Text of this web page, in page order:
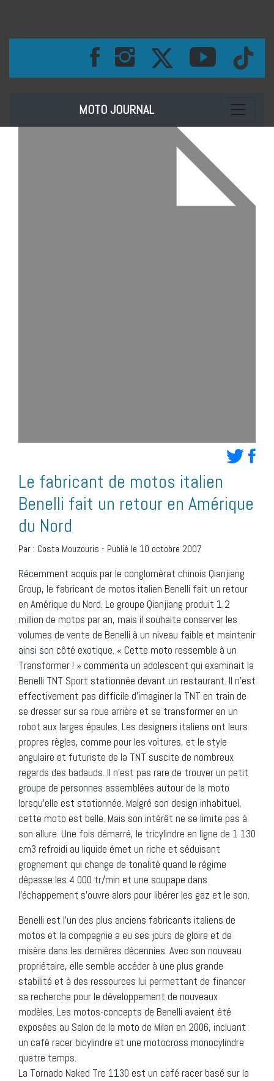
MOTO JOURNAL Toggle
Le fabricant de motos italien
Benelli fait un retour en Amérique
du Nord
Par : Costa Mouzouris - Publié le 10 octobre 2007
Récemment acquis par le conglomérat chinois Qianjiang
Group, le fabricant de motos italien Benelli fait un retour
en Amérique du Nord. Le groupe Qianjiang produit 1,2
million de motos par an, mais il souhaite conserver les
volumes de vente de Benelli à un niveau faible et maintenir
ainsi son côté exotique. « Cette moto ressemble à un
Transformer ! » commenta un adolescent qui examinait la
Benelli TNT Sport stationnée devant un restaurant. Il n’est
effectivement pas difficile d’imaginer la TNT en train de
se dresser sur sa roue arrière et se transformer en un
robot aux larges épaules. Les designers italiens ont leurs
propres règles, comme pour les voitures, et le style
angulaire et futuriste de la TNT suscite de nombreux
regards des badauds. Il n’est pas rare de trouver un petit
groupe de personnes assemblées autour de la moto
lorsqu’elle est stationnée. Malgré son design inhabituel,
cette moto est belle. Mais son intérêt ne se limite pas à
son allure. Une fois démarré, le tricylindre en ligne de 1 130
cm3 refroidi au liquide émet un riche et séduisant
grognement qui change de tonalité quand le régime
dépasse les 4 000 tr/min et une soupape dans
l’échappement s’ouvre alors pour libérer les gaz et le son.
Benelli est l’un des plus anciens fabricants italiens de
motos et la compagnie a eu ses jours de gloire et de
misère dans les dernières décennies. Avec son nouveau
propriétaire, elle semble accéder à une plus grande
stabilité et à des ressources lui permettant de financer
sa recherche pour le développement de nouveaux
modèles. Les motos-concepts de Benelli avaient été
exposées au Salon de la moto de Milan en 2006, incluant
un café racer bicylindre et une motocross monocylindre
quatre temps.
La Tornado Naked Tre 1130 est un café racer basé sur la